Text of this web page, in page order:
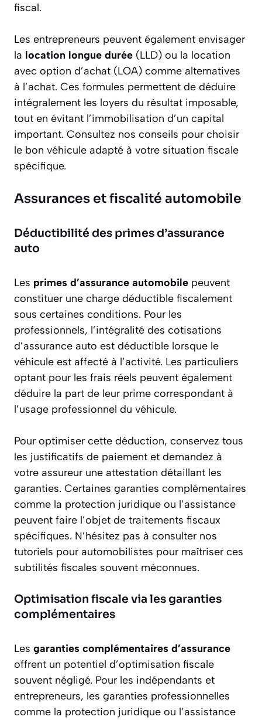
fiscal.
Les entrepreneurs peuvent également envisager
la location longue durée (LLD) ou la location
avec option d’achat (LOA) comme alternatives
à l’achat. Ces formules permettent de déduire
intégralement les loyers du résultat imposable,
tout en évitant l’immobilisation d’un capital
important. Consultez nos conseils pour choisir
le bon véhicule adapté à votre situation fiscale
spécifique.
Assurances et fiscalité automobile
Déductibilité des primes d’assurance
auto
Les primes d’assurance automobile peuvent
constituer une charge déductible fiscalement
sous certaines conditions. Pour les
professionnels, l’intégralité des cotisations
d’assurance auto est déductible lorsque le
véhicule est affecté à l’activité. Les particuliers
optant pour les frais réels peuvent également
déduire la part de leur prime correspondant à
l’usage professionnel du véhicule.
Pour optimiser cette déduction, conservez tous
les justificatifs de paiement et demandez à
votre assureur une attestation détaillant les
garanties. Certaines garanties complémentaires
comme la protection juridique ou l’assistance
peuvent faire l’objet de traitements fiscaux
spécifiques. N’hésitez pas à consulter nos
tutoriels pour automobilistes pour maîtriser ces
subtilités fiscales souvent méconnues.
Optimisation fiscale via les garanties
complémentaires
Les garanties complémentaires d’assurance
offrent un potentiel d’optimisation fiscale
souvent négligé. Pour les indépendants et
entrepreneurs, les garanties professionnelles
comme la protection juridique ou l’assistance